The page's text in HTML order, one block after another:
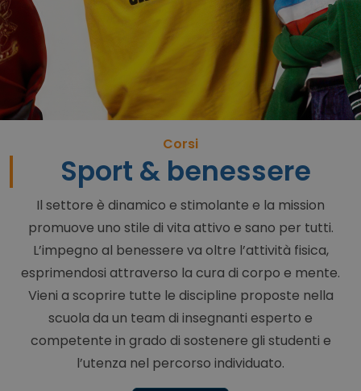
Corsi
Sport & benessere
Il settore è dinamico e stimolante e la mission
promuove uno stile di vita attivo e sano per tutti.
L’impegno al benessere va oltre l’attività fisica,
esprimendosi attraverso la cura di corpo e mente.
Vieni a scoprire tutte le discipline proposte nella
scuola da un team di insegnanti esperto e
competente in grado di sostenere gli studenti e
l’utenza nel percorso individuato.